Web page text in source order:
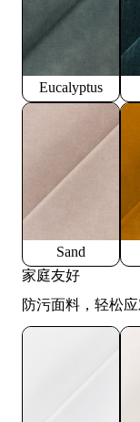
Eucalyptus
Sand
家庭友好
防污面料，轻松